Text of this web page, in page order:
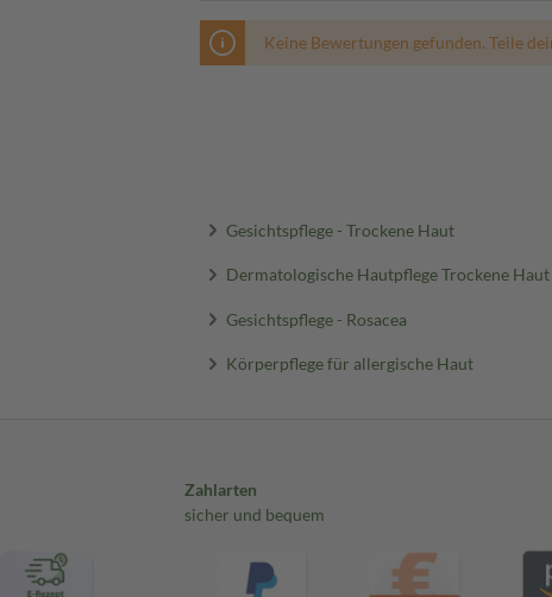
Keine Bewertungen gefunden. Teile
Gesichtspflege - Trockene Haut
Dermatologische Hautpflege Trockene Haut
Gesichtspflege - Rosacea
Körperpflege für allergische Haut
Zahlarten
sicher und bequem